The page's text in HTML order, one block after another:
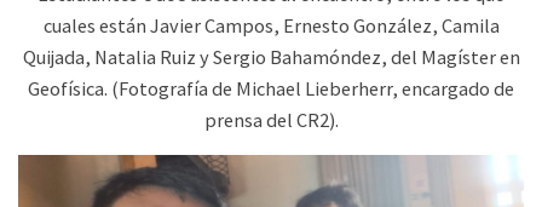
cuales están Javier Campos, Ernesto González, Camila
Quijada, Natalia Ruiz y Sergio Bahamóndez, del Magíster en
Geofísica. (Fotografía de Michael Lieberherr, encargado de
prensa del CR2).